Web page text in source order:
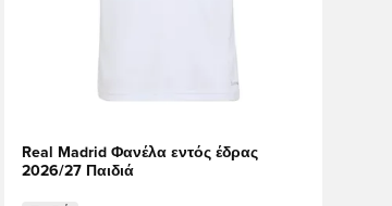
Real Madrid Φανέλα εντός έδρας
2026/27 Παιδιά